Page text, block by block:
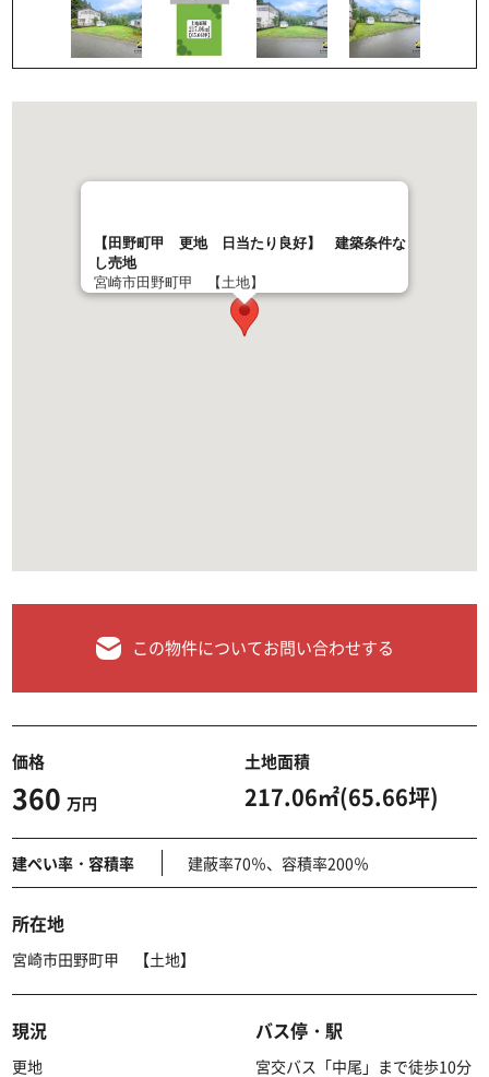
【田野町甲 更地 日当たり良好】 建築条件な
し売地
宮崎市田野町甲 【土地】
この物件についてお問い合わせする
価格
360 万円
土地面積
217.06㎡(65.66坪)
建ぺい率・容積率 建蔽率70％、容積率200％
所在地
宮崎市田野町甲 【土地】
現況
更地
バス停・駅
宮交バス「中尾」まで徒歩10分